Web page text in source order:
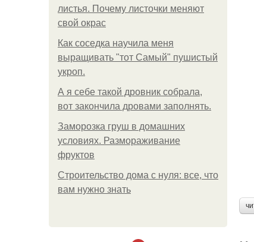
листья. Почему листочки меняют
свой окрас
Как соседка научила меня
выращивать "тот Самый" пушистый
укроп.
А я себе такой дровник собрала,
вот закончила дровами заполнять.
Заморозка груш в домашних
условиях. Размораживание
фруктов
Строительство дома с нуля: все, что
вам нужно знать